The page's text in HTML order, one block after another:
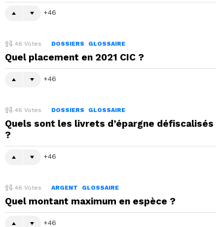
46
46 Votes DOSSIERS GLOSSAIRE
Quel placement en 2021 CIC ?
46
46 Votes DOSSIERS GLOSSAIRE
Quels sont les livrets d’épargne défiscalisés
?
46
46 Votes ARGENT GLOSSAIRE
Quel montant maximum en espèce ?
46